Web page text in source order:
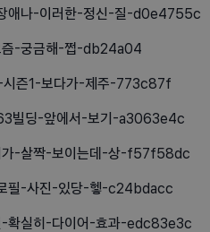
애나-이러한-정신-질-d0e4755c
즘-궁금해-쩝-db24a04
시즌1-보다가-제주-773c87f
빌딩-앞에서-보기-a3063e4c
가-살짝-보이는데-상-f57f58dc
필-사진-있당-헿-c24bdacc
-확실히-다이어-효과-edc83e3c